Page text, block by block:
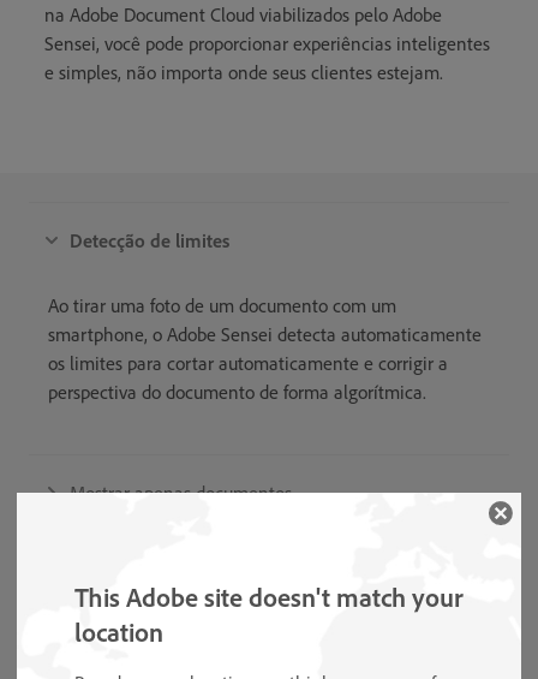
na Adobe Document Cloud viabilizados pelo Adobe
Sensei, você pode proporcionar experiências inteligentes
e simples, não importa onde seus clientes estejam.
Detecção de limites
Ao tirar uma foto de um documento com um
smartphone, o Adobe Sensei detecta automaticamente
os limites para cortar automaticamente e corrigir a
perspectiva do documento de forma algorítmica.
Mostrar apenas documentos
Adicionar aos contatos
Limpeza automática e remoção de sombra
This Adobe site doesn't match your
location